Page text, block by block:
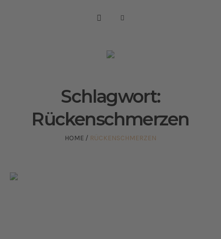
Schlagwort:
Rückenschmerzen
HOME / RÜCKENSCHMERZEN